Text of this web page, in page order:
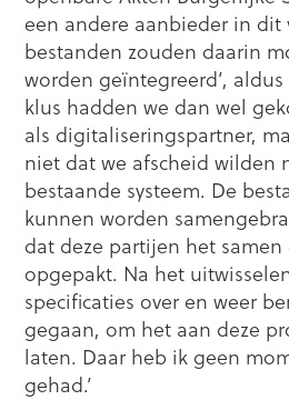
een andere aanbieder in dit
bestanden zouden daarin
worden geïntegreerd’, aldus
klus hadden we dan wel
als digitaliseringspartner,
niet dat we afscheid wilden
bestaande systeem. De
kunnen worden
dat deze partijen het
opgepakt. Na het
specificaties over en weer
gegaan, om het aan deze
laten. Daar heb ik geen
gehad.’